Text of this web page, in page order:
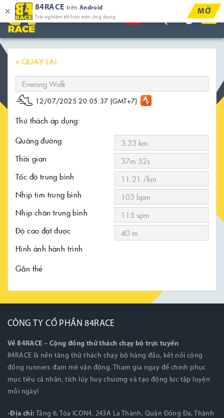
« QUAY LẠI
12/07/2025 20:05:37 (GMT+7)
Thử thách áp dụng:
Quãng đường
Thời gian
Tốc độ trung bình
Nhịp tim trung bình
Nhịp chân trung bình
Độ cao đạt được
Hình ảnh hành trình
Gắn thẻ
CÔNG TY CỔ PHẦN 84RACE
Về 84RACE – Cộng đồng thử thách chạy bộ trực tuyến
84RACE là nền tảng thử thách chạy bộ hàng đầu, kết nối cộng
đồng runners đam mê vận động. Tham gia ngay để chinh phục
mục tiêu cá nhân, tích lũy huy chương và tạo động lực tập luyện
mỗi ngày!
-Địa chỉ: Tầng 6, Tòa ICON4, 243A La Thành, Quận Đống Đa, Thành
84RACE trên Android
Trải nghiệm tốt hơn trên ứng dụng
MỞ